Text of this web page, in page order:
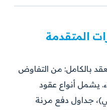
بالكامل: من التفاوض
يشمل أنواع عقود
جداول دفع مرنة